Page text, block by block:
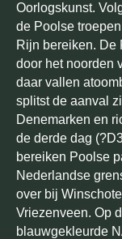
Oorlogskunst.
de Poolse
Rijn bereiken. De
door het noorden
daar vallen
splitst de aanval
Denemarken en
de derde dag
bereiken Poolse
Nederlandse
over bij
Vriezenveen. Op
blauwgekleurde